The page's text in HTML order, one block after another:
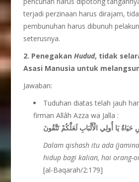
terjadi perzinaan harus dirajam,
pembunuhan harus dibunuh
seterusnya.
2. Penegakan Hudud, tidak
Asasi Manusia untuk
Jawaban:
Tuduhan diatas telah jauh
firman Allâh Azza wa Jalla :
يَا أُولِي الْأَلْبَابِ لَعَلَّكُمْ تَتَّقُونَ
Dalam qishash itu ada
hidup bagi kalian, hai orang-
[al-Baqarah/2:179]